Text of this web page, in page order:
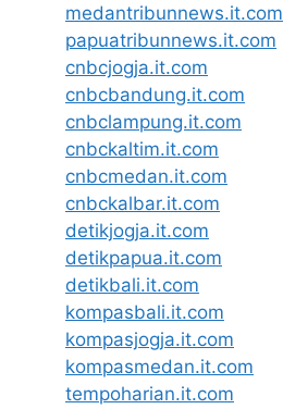
medantribunnews.it.com
papuatribunnews.it.com
cnbcjogja.it.com
cnbcbandung.it.com
cnbclampung.it.com
cnbckaltim.it.com
cnbcmedan.it.com
cnbckalbar.it.com
detikjogja.it.com
detikpapua.it.com
detikbali.it.com
kompasbali.it.com
kompasjogja.it.com
kompasmedan.it.com
tempoharian.it.com